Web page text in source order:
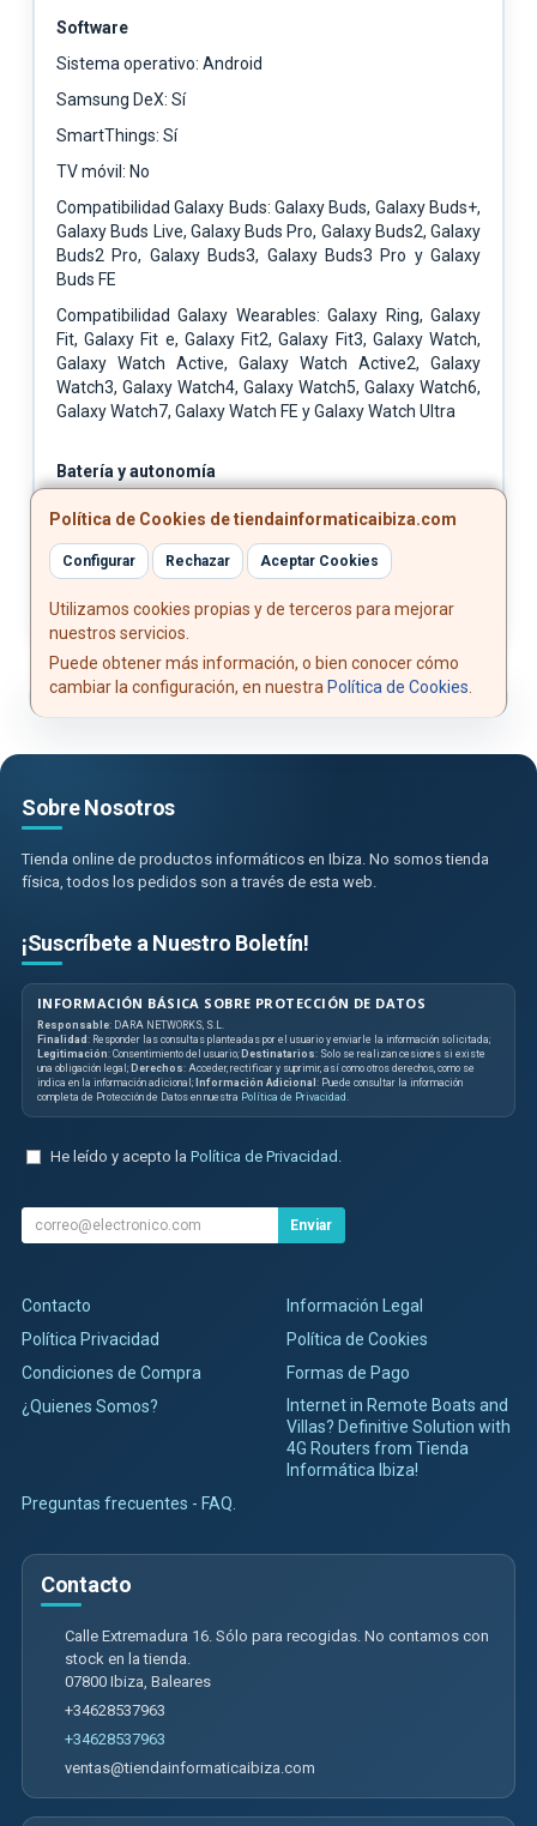
Software
Sistema operativo: Android
Samsung DeX: Sí
SmartThings: Sí
TV móvil: No
Compatibilidad Galaxy Buds: Galaxy Buds, Galaxy Buds+,
Galaxy Buds Live, Galaxy Buds Pro, Galaxy Buds2, Galaxy
Buds2 Pro, Galaxy Buds3, Galaxy Buds3 Pro y Galaxy
Buds FE
Compatibilidad Galaxy Wearables: Galaxy Ring, Galaxy
Fit, Galaxy Fit e, Galaxy Fit2, Galaxy Fit3, Galaxy Watch,
Galaxy Watch Active, Galaxy Watch Active2, Galaxy
Watch3, Galaxy Watch4, Galaxy Watch5, Galaxy Watch6,
Galaxy Watch7, Galaxy Watch FE y Galaxy Watch Ultra
Batería y autonomía
Reproducción de vídeo: Hasta 31 horas
Política de Cookies de tiendainformaticaibiza.com
Configurar Rechazar Aceptar Cookies
Utilizamos cookies propias y de terceros para mejorar
nuestros servicios.
Puede obtener más información, o bien conocer cómo
cambiar la configuración, en nuestra Política de Cookies
Sobre Nosotros
Tienda online de productos informáticos en Ibiza. No somos tienda
física, todos los pedidos son a través de esta web.
¡Suscríbete a Nuestro Boletín!
INFORMACIÓN BÁSICA SOBRE PROTECCIÓN DE DATOS
Responsable: DARA NETWORKS, S.L.
Finalidad : Responder las consultas planteadas por el usuario y enviarle la información solicitada;
Legitimación: Consentimiento del usuario; Destinatarios: Solo se realizan cesiones si existe
una obligación legal; Derechos: Acceder, rectificar y suprimir, así como otros derechos, como se
indica en la información adicional; Información Adicional : Puede consultar la información
completa de Protección de Datos en nuestra Política de Privacidad
He leído y acepto la Política de Privacidad
Enviar
Contacto
Información Legal
Política Privacidad
Política de Cookies
Condiciones de Compra
Formas de Pago
¿Quienes Somos?
Internet in Remote Boats and
Villas? Definitive Solution with
4G Routers from Tienda
Informática Ibiza!
Preguntas frecuentes - FAQ.
Contacto
Calle Extremadura 16. Sólo para recogidas. No contamos con
stock en la tienda.
07800 Ibiza Baleares
+34628537963
+34628537963
ventas@tiendainformaticaibiza.com